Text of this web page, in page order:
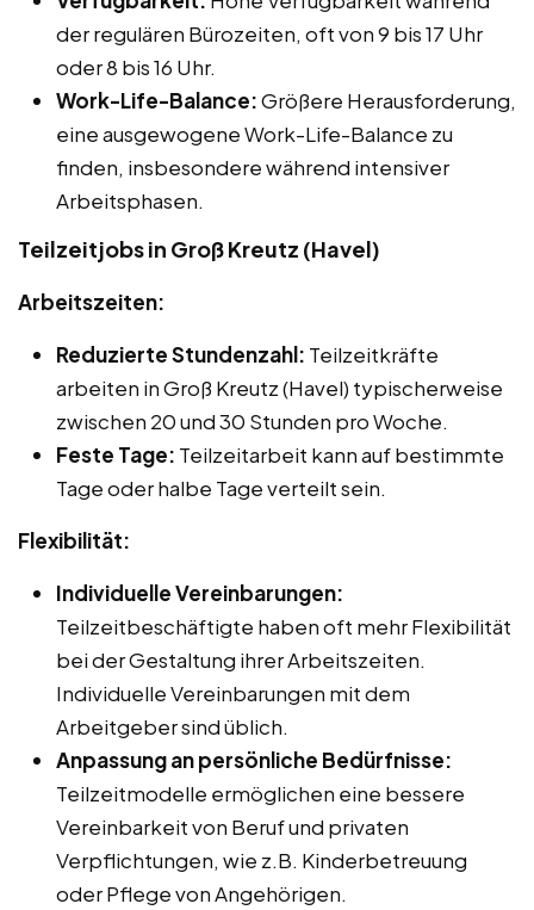
der regulären Bürozeiten, oft von 9 bis 17 Uhr
oder 8 bis 16 Uhr.
Work-Life-Balance:Größere Herausforderung,
eine ausgewogene Work-Life-Balance zu
finden, insbesondere während intensiver
Arbeitsphasen.
Teilzeitjobs in Groß Kreutz (Havel)
Arbeitszeiten:
Reduzierte Stundenzahl: Teilzeitkräfte
arbeiten in Groß Kreutz (Havel) typischerweise
zwischen 20 und 30 Stunden pro Woche.
Feste Tage: Teilzeitarbeit kann auf bestimmte
Tage oder halbe Tage verteilt sein.
Flexibilität:
Individuelle Vereinbarungen:
Teilzeitbeschäftigte haben oft mehr Flexibilität
bei der Gestaltung ihrer Arbeitszeiten.
Individuelle Vereinbarungen mit dem
Arbeitgeber sind üblich.
Anpassung an persönliche Bedürfnisse:
Teilzeitmodelle ermöglichen eine bessere
Vereinbarkeit von Beruf und privaten
Verpflichtungen, wie z.B. Kinderbetreuung
oder Pflege von Angehörigen.